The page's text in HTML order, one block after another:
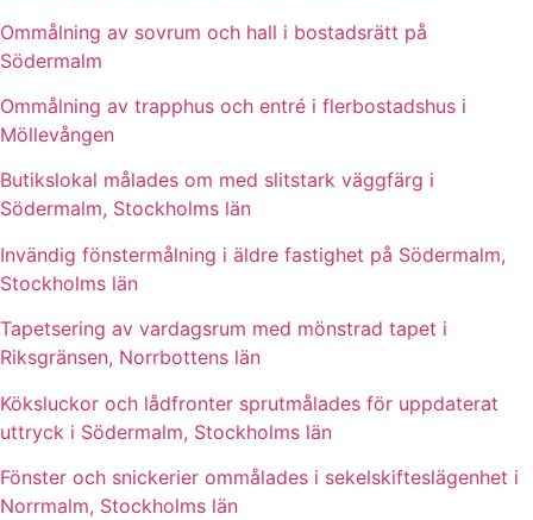
Ommålning av sovrum och hall i bostadsrätt på
Södermalm
Ommålning av trapphus och entré i flerbostadshus i
Möllevången
Butikslokal målades om med slitstark väggfärg i
Södermalm, Stockholms län
Invändig fönstermålning i äldre fastighet på Södermalm,
Stockholms län
Tapetsering av vardagsrum med mönstrad tapet i
Riksgränsen, Norrbottens län
Köksluckor och lådfronter sprutmålades för uppdaterat
uttryck i Södermalm, Stockholms län
Fönster och snickerier ommålades i sekelskifteslägenhet i
Norrmalm, Stockholms län